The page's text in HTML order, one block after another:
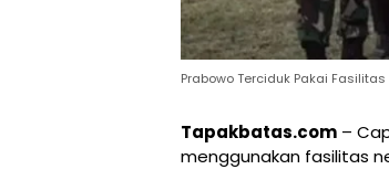
Prabowo Terciduk Pakai
Tapakbatas.com –
menggunakan fasilitas